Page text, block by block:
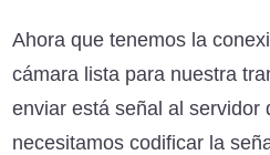
Ahora que tenemos la
cámara lista para nuestra
enviar está señal al servidor
necesitamos codificar la